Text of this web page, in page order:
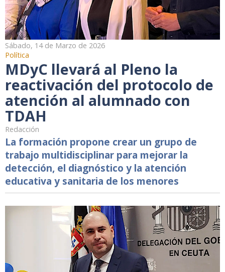
Sábado, 14 de Marzo de 2026
Política
MDyC llevará al Pleno la
reactivación del protocolo de
atención al alumnado con
TDAH
Redacción
La formación propone crear un grupo de
trabajo multidisciplinar para mejorar la
detección, el diagnóstico y la atención
educativa y sanitaria de los menores